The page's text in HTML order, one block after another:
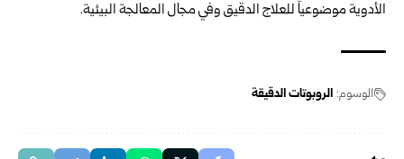
الأدوية موضوعياً للعلاج الدقيق وفي مجال المعالجة البيئية.
الوسوم: الروبوتات الدقيقة